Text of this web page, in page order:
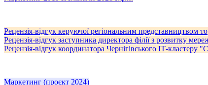
Рецензія-відгук керуючої регіональним представництвом
Рецензія-відгук заступника директора філії з розвитку
Рецензія-відгук координатора Чернігівського ІТ-кластеру
Маркетинг (проєкт 2024)